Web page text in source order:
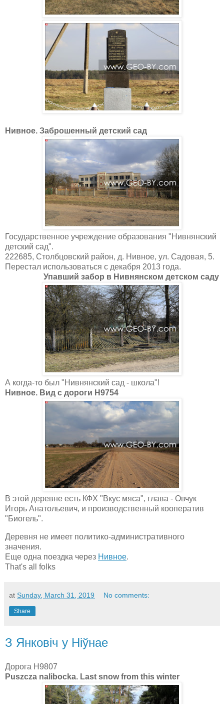
Нивное. Заброшенный детский сад
Государственное учреждение образования "Нивнянский
детский сад".
222685, Столбцовский район, д. Нивное, ул. Садовая, 5.
Перестал использоваться с декабря 2013 года.
Упавший забор в Нивнянском детском саду
А когда-то был "Нивнянский сад - школа"!
Нивное. Вид с дороги Н9754
В этой деревне есть КФХ "Вкус мяса", глава - Овчук
Игорь Анатольевич, и производственный кооператив
"Биогель".
Деревня не имеет политико-административного
значения.
Еще одна поездка через Нивное.
That's all folks
at Sunday, March 31, 2019 No comments:
Share
З Янковiч у Ніўнае
Дорога Н9807
Puszcza nalibocka. Last snow from this winter